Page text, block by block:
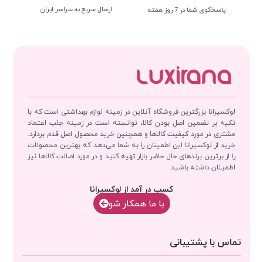
پاسخگوی شما در 7 روز هفته ارسال سریع به سراسر ایران
لوکسیرانا بزرگترین فروشگاه آنلاین در زمینه لوازم بهداشتی است که با
تکیه بر تضمین اصل بودن کالا، توانسته است در زمینه جلب اعتماد
مشتری در مورد کیفیت کالاها و همچنین خرید محصول اصل قدم بردارد.
خرید از لوکسیرانا این اطمینان را به شما می‌دهد که بهترین محصولات
را از برترین برندهای حال حاضر بازار تهیه کنید و در مورد اصالت کالاها نیز
اطمینان داشته باشید.
کسب در آمد از لوکسیرانا
با‌‌ ما همکار شو
تماس با پشتیبانی